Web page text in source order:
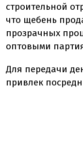
строительной
что щебень
прозрачных
оптовыми
Для передачи
привлек